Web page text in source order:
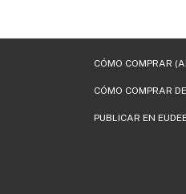
CÓMO COMPRAR
CÓMO COMPRAR
PUBLICAR EN